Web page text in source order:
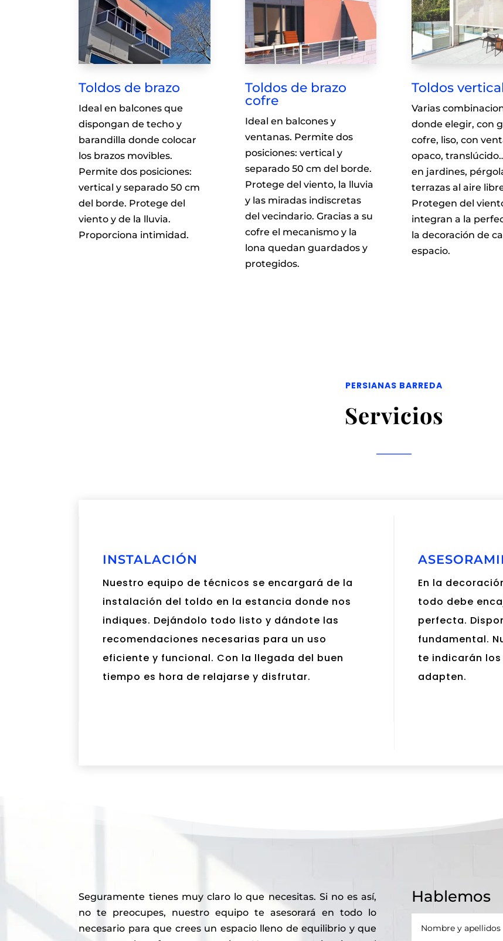
Toldos de brazo
Ideal en balcones que
dispongan de techo y
barandilla donde colocar
los brazos movibles.
Permite dos posiciones:
vertical y separado 50 cm
del borde. Protege del
viento y de la lluvia.
Proporciona intimidad.
Toldos de brazo
cofre
Ideal en balcones y
ventanas. Permite dos
posiciones: vertical y
separado 50 cm del borde.
Protege del viento, la lluvia
y las miradas indiscretas
del vecindario. Gracias a su
cofre el mecanismo y la
lona quedan guardados y
protegidos.
Toldos
Varias
donde elegir, con
cofre, liso, con
opaco,
en jardines,
terrazas al aire
Protegen del
integran a la
la decoración de
espacio.
PERSIANAS BARREDA
Servicios
INSTALACIÓN
Nuestro equipo de técnicos se encargará de la
instalación del toldo en la estancia donde nos
indiques. Dejándolo todo listo y dándote las
recomendaciones necesarias para un uso
eficiente y funcional. Con la llegada del buen
tiempo es hora de relajarse y disfrutar.
En la
todo debe
perfecta.
fundamental.
te indicarán
adapten.
Seguramente tienes muy claro lo que necesitas. Si no es así,
no te preocupes, nuestro equipo te asesorará en todo lo
necesario para que crees un espacio lleno de equilibrio y que
Hablemos